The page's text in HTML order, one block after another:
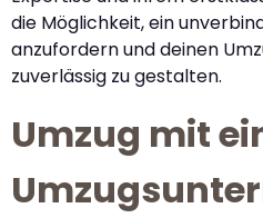
die Möglichkeit, ein
anzufordern und deinen
zuverlässig zu gestalten.
Umzug mit